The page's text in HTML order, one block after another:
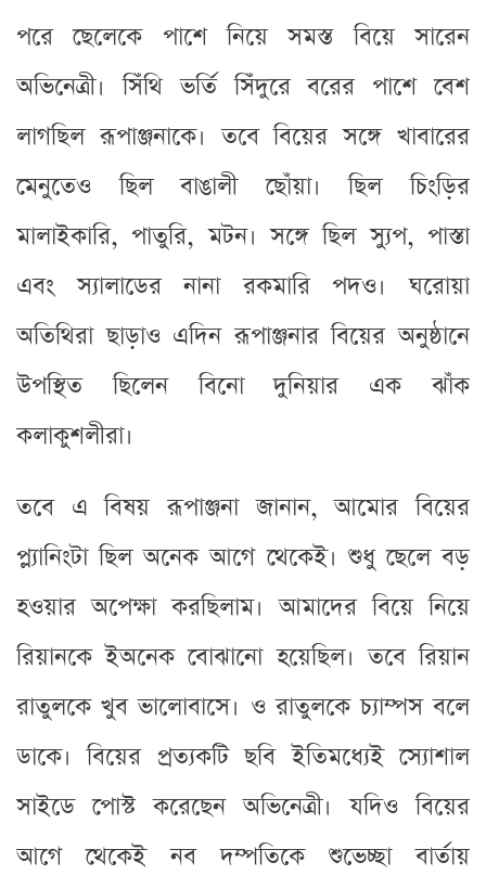
পরে ছেলেকে পাশে নিয়ে সমস্ত বিয়ে সারেন
অভিনেত্রী। সিঁথি ভর্তি সিঁদুরে বরের পাশে বেশ
লাগছিল রূপাঞ্জনাকে। তবে বিয়ের সঙ্গে খাবারের
মেনুতেও ছিল বাঙালী ছোঁয়া। ছিল চিংড়ির
মালাইকারি, পাতুরি, মটন। সঙ্গে ছিল স্যুপ, পাস্তা
এবং স্যালাডের নানা রকমারি পদও। ঘরোয়া
অতিথিরা ছাড়াও এদিন রূপাঞ্জনার বিয়ের অনুষ্ঠানে
উপস্থিত ছিলেন বিনো দুনিয়ার এক ঝাঁক
কলাকুশলীরা।
তবে এ বিষয় রূপাঞ্জনা জানান, আমাের বিয়ের
প্ল্যানিংটা ছিল অনেক আগে থেকেই। শুধু ছেলে বড়
হওয়ার অপেক্ষা করছিলাম। আমাদের বিয়ে নিয়ে
রিয়ানকে ইঅনেক বোঝানো হয়েছিল। তবে রিয়ান
রাতুলকে খুব ভালোবাসে। ও রাতুলকে চ্যাম্পস বলে
ডাকে। বিয়ের প্রত্যকটি ছবি ইতিমধ্যেই স্যোশাল
সাইডে পোস্ট করেছেন অভিনেত্রী। যদিও বিয়ের
আগে থেকেই নব দম্পতিকে শুভেচ্ছা বার্তায়